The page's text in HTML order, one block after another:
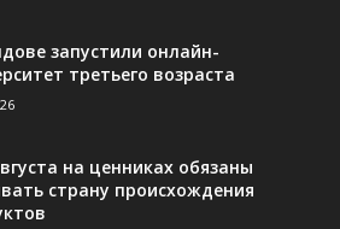
запустили онлайн-
третьего возраста
на ценниках обязаны
страну происхождения